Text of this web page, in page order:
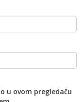
u ovom pregledaču